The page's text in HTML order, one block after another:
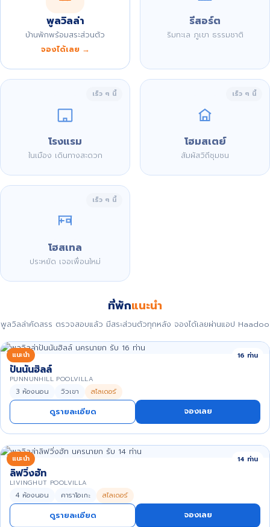
พูลวิลล่า
บ้านพักพร้อมสระส่วนตัว
จองได้เลย →
รีสอร์ต
ริมทะเล ภูเขา ธรรมชาติ
เร็ว ๆ นี้
โรงแรม
ในเมือง เดินทางสะดวก
เร็ว ๆ นี้
โฮมสเตย์
สัมผัสวิถีชุมชน
เร็ว ๆ นี้
โฮสเทล
ประหยัด เจอเพื่อนใหม่
ที่พักแนะนำ
พูลวิลล่าคัดสรร ตรวจสอบแล้ว มีสระส่วนตัวทุกหลัง จองได้เลยผ่านแอป Haadoo
แนะนำ 16 ท่าน
ปันนันฮิลล์
PUNNUNHILL POOLVILLA
3 ห้องนอน วิวเขา สไลเดอร์
ดูรายละเอียด จองเลย
แนะนำ 14 ท่าน
ลิฟวิ่งฮัท
LIVINGHUT POOLVILLA
4 ห้องนอน คาราโอเกะ สไลเดอร์
ดูรายละเอียด จองเลย